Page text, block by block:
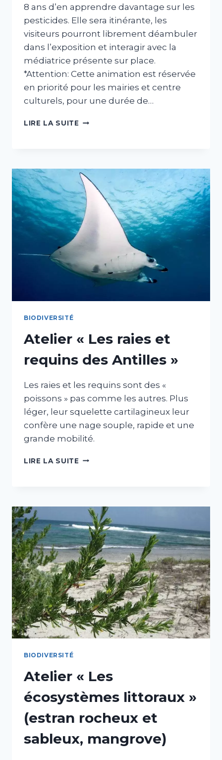
8 ans d’en apprendre davantage sur les
pesticides. Elle sera itinérante, les
visiteurs pourront librement déambuler
dans l’exposition et interagir avec la
médiatrice présente sur place.
*Attention: Cette animation est réservée
en priorité pour les mairies et centre
culturels, pour une durée de…
LIRE LA SUITE EXPOSITION
DE
QUOI
S’AGIT-
IL
?
»
BIODIVERSITÉ
Atelier « Les raies et
requins des Antilles »
Les raies et les requins sont des «
poissons » pas comme les autres. Plus
léger, leur squelette cartilagineux leur
confère une nage souple, rapide et une
grande mobilité.
LIRE LA SUITE ATELIER
ANTILLES
»
BIODIVERSITÉ
Atelier « Les
écosystèmes littoraux »
(estran rocheux et
sableux, mangrove)